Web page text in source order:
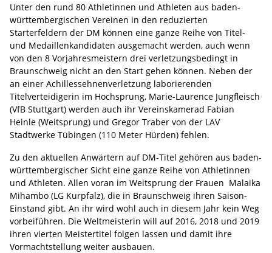
Unter den rund 80 Athletinnen und Athleten aus baden-
württembergischen Vereinen in den reduzierten
Starterfeldern der DM können eine ganze Reihe von Titel-
und Medaillenkandidaten ausgemacht werden, auch wenn
von den 8 Vorjahresmeistern drei verletzungsbedingt in
Braunschweig nicht an den Start gehen können. Neben der
an einer Achillessehnenverletzung laborierenden
Titelverteidigerin im Hochsprung, Marie-Laurence Jungfleisch
(VfB Stuttgart) werden auch ihr Vereinskamerad Fabian
Heinle (Weitsprung) und Gregor Traber von der LAV
Stadtwerke Tübingen (110 Meter Hürden) fehlen.
Zu den aktuellen Anwärtern auf DM-Titel gehören aus baden-
württembergischer Sicht eine ganze Reihe von Athletinnen
und Athleten. Allen voran im Weitsprung der Frauen Malaika
Mihambo (LG Kurpfalz), die in Braunschweig ihren Saison-
Einstand gibt. An ihr wird wohl auch in diesem Jahr kein Weg
vorbeiführen. Die Weltmeisterin will auf 2016, 2018 und 2019
ihren vierten Meistertitel folgen lassen und damit ihre
Vormachtstellung weiter ausbauen.